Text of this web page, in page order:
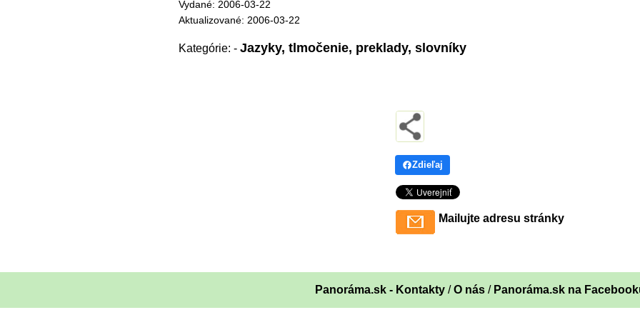
Vydané: 2006-03-22
Aktualizované: 2006-03-22
Kategórie: - Jazyky, tlmočenie, preklady, slovníky
Zdieľaj
Mailujte adresu stránky
Panoráma.sk - Kontakty/O nás/ Panoráma.sk na